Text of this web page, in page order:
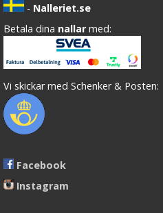
- Nalleriet.se
Betala dina nallar med:
Vi skickar med Schenker & Posten:
Facebook
Instagram